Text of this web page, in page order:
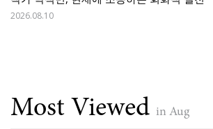
2026.08.10
Most Viewed in Aug